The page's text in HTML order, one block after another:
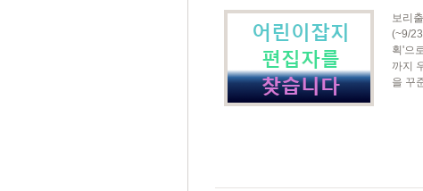
보리
(~9/
획'으
까지
을 꾸